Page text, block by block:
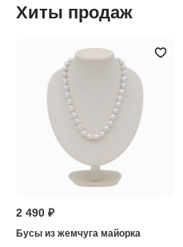
Хиты продаж
2 490 ₽
Бусы из жемчуга майорка